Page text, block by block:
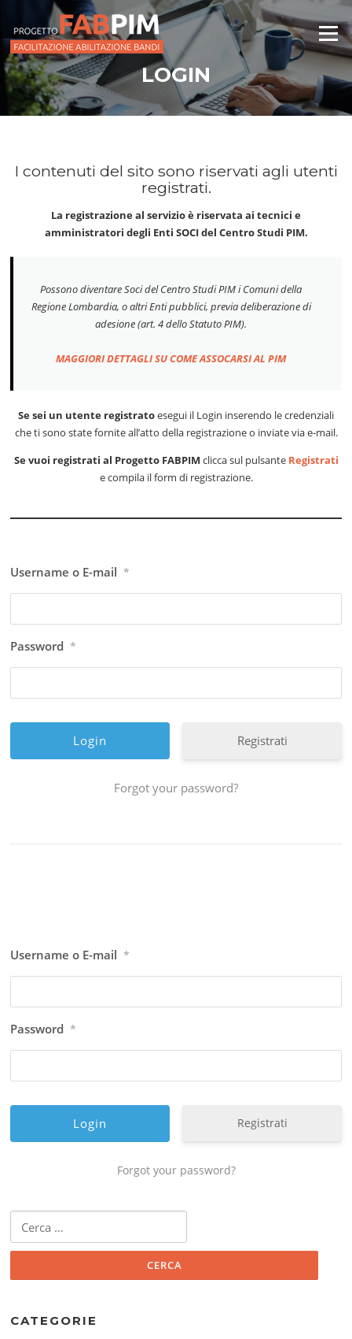
contenuto
Menu
LOGIN
I contenuti del sito sono riservati agli utenti
registrati.
La registrazione al servizio è riservata ai tecnici e
amministratori degli Enti SOCI del Centro Studi PIM.
Possono diventare Soci del Centro Studi PIM i Comuni della
Regione Lombardia, o altri Enti pubblici, previa deliberazione di
adesione (art. 4 dello Statuto PIM).
MAGGIORI DETTAGLI SU COME ASSOCARSI AL PIM
Se sei un utente registratoesegui il Login inserendo le credenziali
che ti sono state fornite all’atto della registrazione o inviate via e-mail.
Se vuoi registrati al Progetto FABPIM clicca sul pulsante Registrati
e compila il form di registrazione.
Username o E-mail *
Password *
Registrati
Forgot your password?
Username o E-mail *
Password *
Registrati
Forgot your password?
per:
CATEGORIE